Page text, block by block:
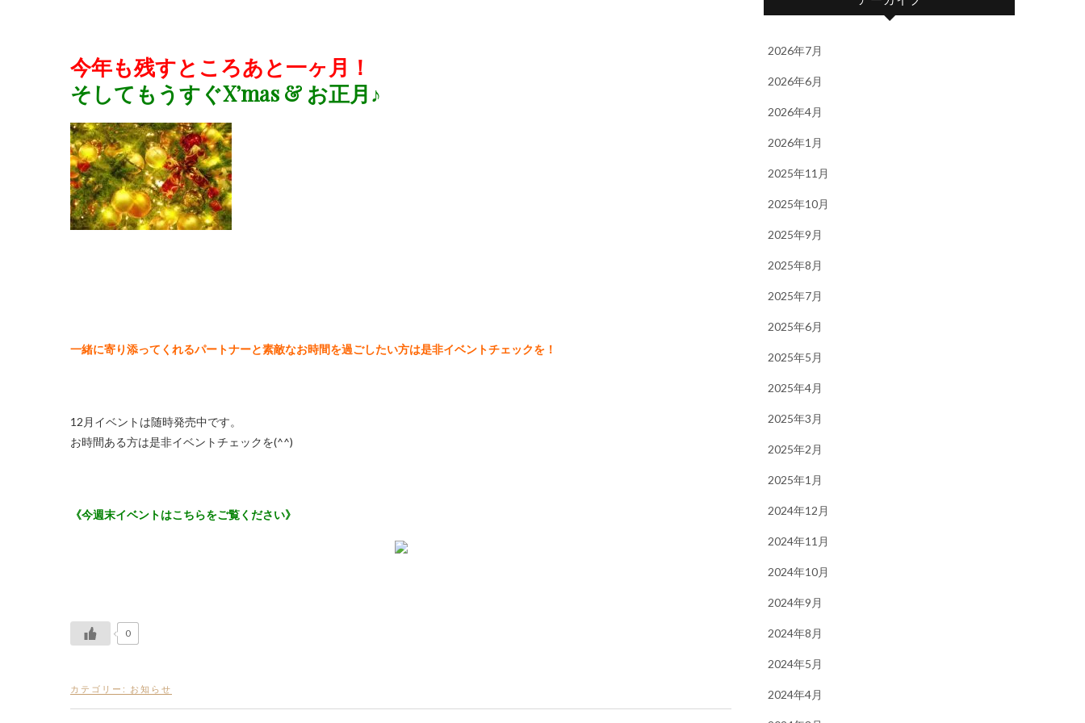
今年も残すところあと一ヶ月！
そしてもうすぐX’mas & お正月♪
一緒に寄り添ってくれるパートナーと素敵なお時間を過ごしたい方は是非イベントチェックを！
12月イベントは随時発売中です。
お時間ある方は是非イベントチェックを(^^)
《今週末イベントはこちらをご覧ください》
0
カテゴリー: お知らせ
2026年7月
2026年6月
2026年4月
2026年1月
2025年11月
2025年10月
2025年9月
2025年8月
2025年7月
2025年6月
2025年5月
2025年4月
2025年3月
2025年2月
2025年1月
2024年12月
2024年11月
2024年10月
2024年9月
2024年8月
2024年5月
2024年4月